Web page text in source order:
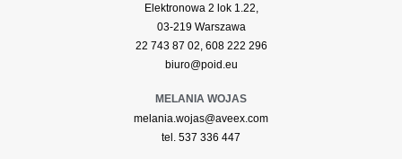
Elektronowa 2 lok 1.22,
03-219 Warszawa
22 743 87 02, 608 222 296
biuro@poid.eu
MELANIA WOJAS
melania.wojas@aveex.com
tel. 537 336 447